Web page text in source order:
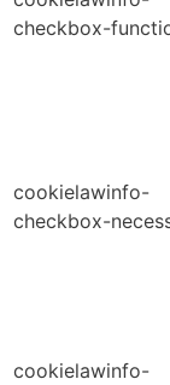
checkbox-
cookielawinfo-
checkbox-
cookielawinfo-